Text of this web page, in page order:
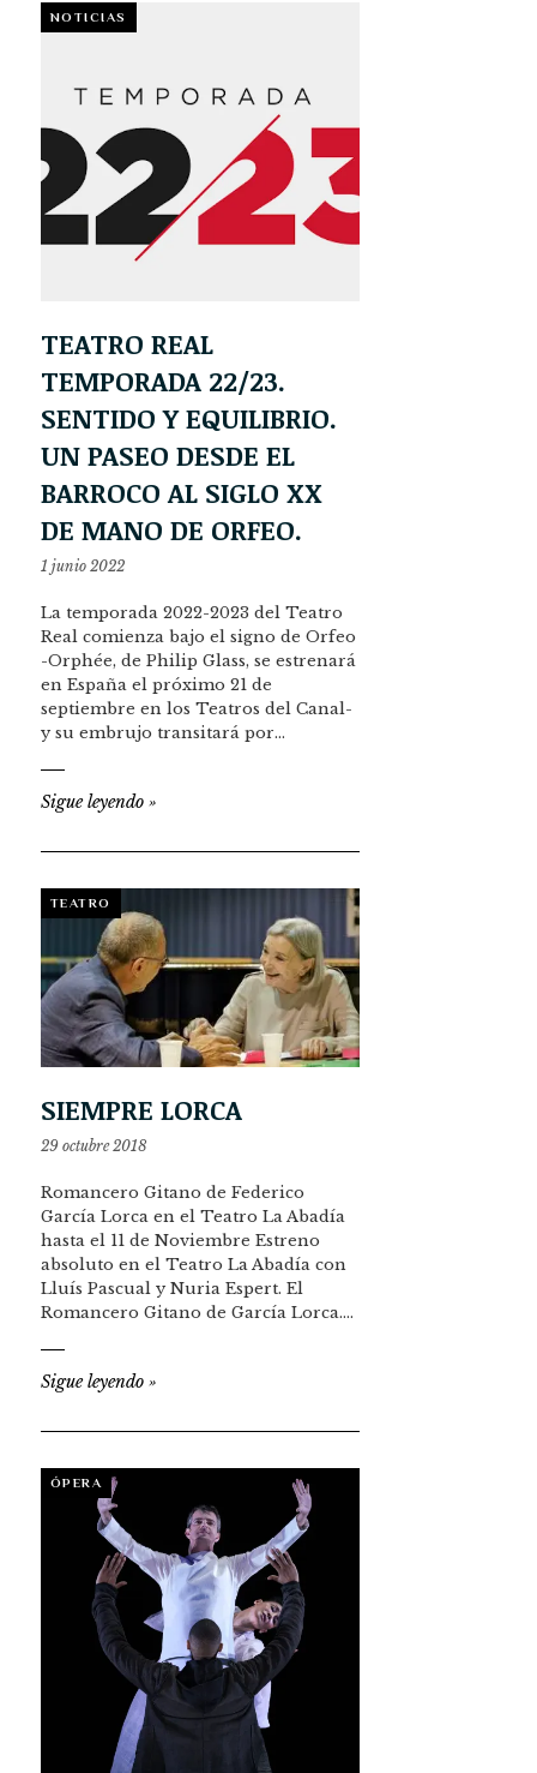
NOTICIAS
TEATRO REAL
TEMPORADA 22/23.
SENTIDO Y EQUILIBRIO.
UN PASEO DESDE EL
BARROCO AL SIGLO XX
DE MANO DE ORFEO.
1 junio 2022
La temporada 2022-2023 del Teatro
Real comienza bajo el signo de Orfeo
-Orphée, de Philip Glass, se estrenará
en España el próximo 21 de
septiembre en los Teatros del Canal-
y su embrujo transitará por…
Sigue leyendo »
TEATRO
SIEMPRE LORCA
29 octubre 2018
Romancero Gitano de Federico
García Lorca en el Teatro La Abadía
hasta el 11 de Noviembre Estreno
absoluto en el Teatro La Abadía con
Lluís Pascual y Nuria Espert. El
Romancero Gitano de García Lorca.…
Sigue leyendo »
ÓPERA